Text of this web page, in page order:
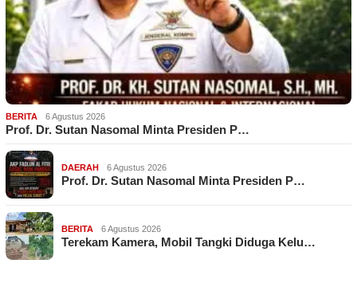
BERITA 6 Agustus 2026
Prof. Dr. Sutan Nasomal Minta Presiden P…
DAERAH 6 Agustus 2026
Prof. Dr. Sutan Nasomal Minta Presiden P…
BERITA 6 Agustus 2026
Terekam Kamera, Mobil Tangki Diduga Kelu…